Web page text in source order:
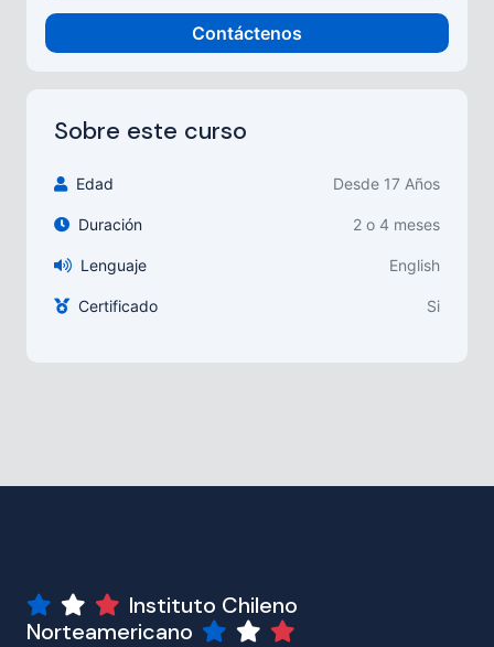
Contáctenos
Sobre este curso
Edad Desde 17 Años
Duración 2 o 4 meses
Lenguaje English
Certificado Si
Instituto Chileno
Norteamericano